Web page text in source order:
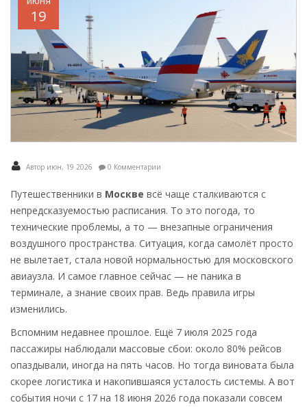
19
Автор июн, 19 2026 0 Комментарии
Путешественники в Москве всё чаще сталкиваются с
непредсказуемостью расписания. То это погода, то
технические проблемы, а то — внезапные ограничения
воздушного пространства. Ситуация, когда самолёт просто
не вылетает, стала новой нормальностью для московского
авиаузла. И самое главное сейчас — не паника в
терминале, а знание своих прав. Ведь правила игры
изменились.
Вспомним недавнее прошлое. Ещё 7 июля 2025 года
пассажиры наблюдали массовые сбои: около 80% рейсов
опаздывали, иногда на пять часов. Но тогда виновата была
скорее логистика и накопившаяся усталость системы. А вот
события ночи с 17 на 18 июня 2026 года показали совсем